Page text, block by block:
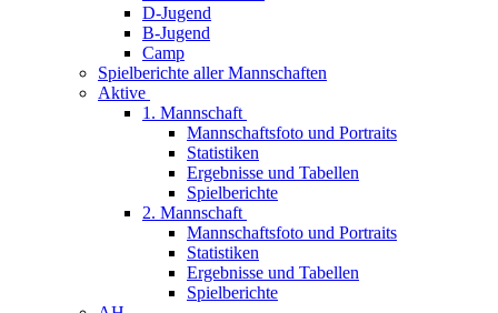
D-Jugend
B-Jugend
Camp
Spielberichte aller Mannschaften
Aktive
1. Mannschaft
Mannschaftsfoto und Portraits
Statistiken
Ergebnisse und Tabellen
Spielberichte
2. Mannschaft
Mannschaftsfoto und Portraits
Statistiken
Ergebnisse und Tabellen
Spielberichte